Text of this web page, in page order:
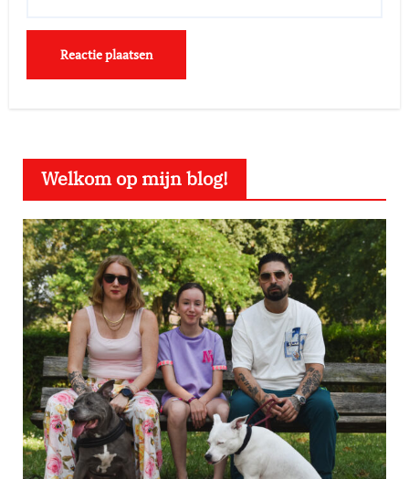
Welkom op mijn blog!